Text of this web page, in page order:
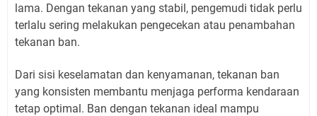
lama. Dengan tekanan yang stabil, pengemudi tidak perlu
terlalu sering melakukan pengecekan atau penambahan
tekanan ban.
Dari sisi keselamatan dan kenyamanan, tekanan ban
yang konsisten membantu menjaga performa kendaraan
tetap optimal. Ban dengan tekanan ideal mampu